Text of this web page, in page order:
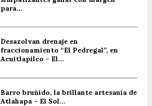
para...
Desazolvan drenaje en
fraccionamiento “El Pedregal”, en
Acuitlapilco – El...
Barro bruñido, la brillante artesanía de
Atlahapa – El Sol...